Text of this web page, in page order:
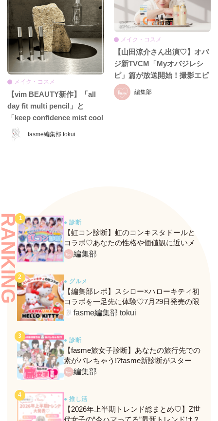
fasme編集部 tokui
メイク・コスメ
【vim BEAUTY新作】「all
day fit multi pencil」と
「keep confidence mist cool
EX」をレビュー♡ 夏のお直
しに頼れるコスメをチェッ
編集部
メイク・コスメ
【山田涼介さん出演♡】オバ
ジ新TVCM「Myオバジレシ
ピ」篇が放送開始！撮影エピ
ソード＆インタビュー全文を
お届け
● 診断
【虹コン診断】虹のコンキスタドールと
コラボ♡あなたの性格や価値観に近いメ
ンバーがわかる、fasmeの新診断がスター
編集部
● グルメ
【編集部レポ】スシロー×ハローキティ初
コラボを一足先に体験♡7月29日発売の限
定メニュー＆グッズをレポ！
fasme編集部 tokui
● 診断
【fasme旅女子診断】あなたの旅行先での
素がバレちゃう!?fasme新診断がスター
ト！編集部
● 推し活
【2026年上半期トレンド総まとめ♡】Z世